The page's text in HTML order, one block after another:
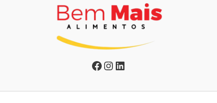
Facebook
Instagram
LinkedIn